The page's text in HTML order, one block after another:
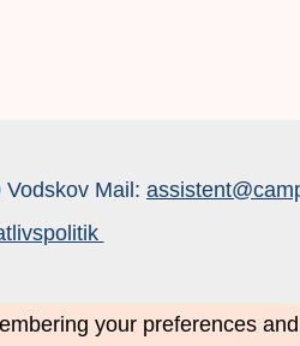
Mail:
your preferences